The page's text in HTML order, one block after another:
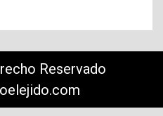
Reservado